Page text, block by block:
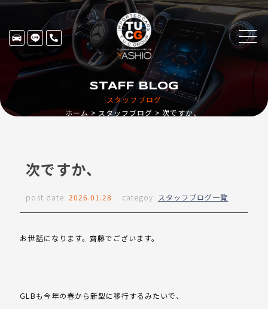
スタッフブログ
STAFF BLOG
ホーム スタッフブログ 次ですか、
次ですか、
post date: 2026.01.28 categoy: スタッフブログ一覧
お世話になります。齋藤でございます。
GLBも今年の春から新型に移行するみたいで、